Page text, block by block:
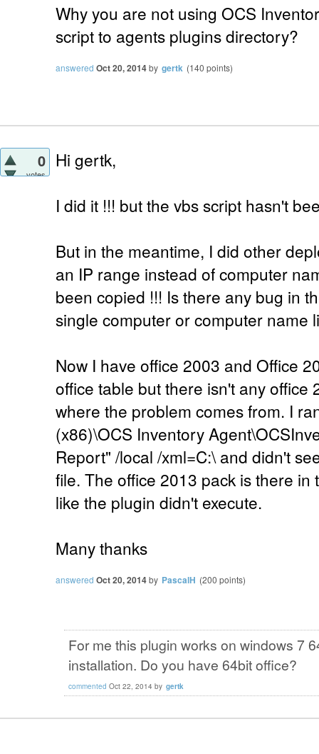
Why you are not using OCS
script to agents plugins directory?
answered Oct 20, 2014by gertk (140 points)
0
votes
Hi gertk,
I did it !!! but the vbs script hasn't
But in the meantime, I did other
an IP range instead of computer
been copied !!! Is there any bug in
single computer or computer name
Now I have office 2003 and Office
office table but there isn't any office
where the problem comes from. I
(x86)\OCS Inventory
Report" /local /xml=C:\ and didn't
file. The office 2013 pack is there in
like the plugin didn't execute.
Many thanks
answered Oct 20, 2014by PascalH (200 points)
For me this plugin works on windows 7
installation. Do you have 64bit office?
commented Oct 22, 2014 by gertk